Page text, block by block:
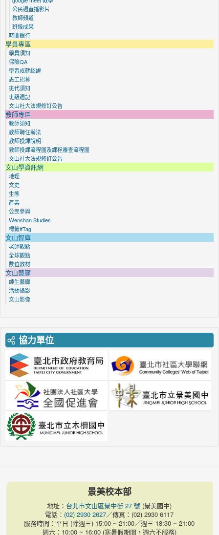
公民週直播影片
教師頻道
班級成果
時間銀行
學員專區
學員須知
保險QA
學習成就認證
志工招募
班代須知
班級週記
文山社大法規修訂公告
教師專區
教師須知
教師聘任辦法
教師投課說明
教師投課流程圖及課程審查流程圖
文山社大法規修訂公告
文山學資訊網
地理
文史
生態
產業
公民參與
Ｗenshan Studies
標籤#Tag
文山智庫
老師觀點
全球觀點
數位教材
文山藝廊
師生藝廊
活動攝影
文山影像
協力單位
景美校本部
地址： 台北市文山區景中街 27 號 (景美國中)
電話： (02) 2930 2627／傳真：(02) 2930 6117
服務時間：平日 (除週三) 15:00 ~ 21:00／週三 18:30 ~ 21:00
週六：10:00 ~ 16:00 (寒暑假期間，週六不服務)